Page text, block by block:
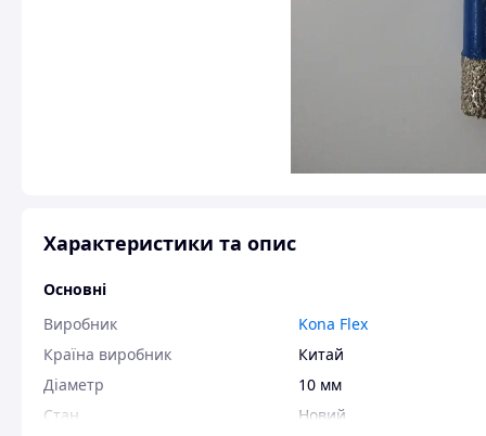
Характеристики та опис
Основні
Виробник
Kona Flex
Країна виробник
Китай
Діаметр
10 мм
Стан
Новий